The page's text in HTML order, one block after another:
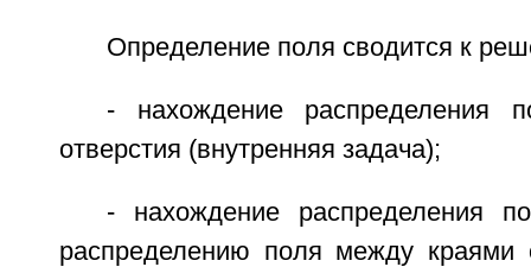
Определение поля сводится к
- нахождение распределения
отверстия (внутренняя задача);
- нахождение распределения
распределению поля между краями